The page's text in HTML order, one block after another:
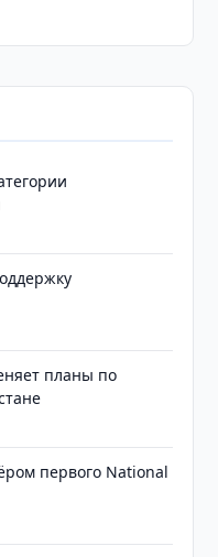
планы по
первого National